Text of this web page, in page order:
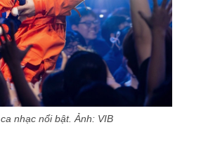
nhạc nổi bật. Ảnh: VIB